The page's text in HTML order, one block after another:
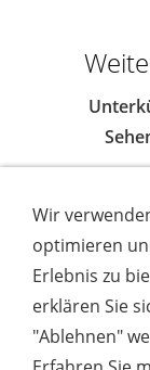
Wir
optimieren
Erlebnis zu
erklären Sie
"Ablehnen"